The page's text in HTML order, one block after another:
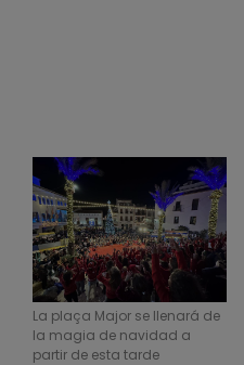
La plaça Major se llenará de
la magia de navidad a
partir de esta tarde